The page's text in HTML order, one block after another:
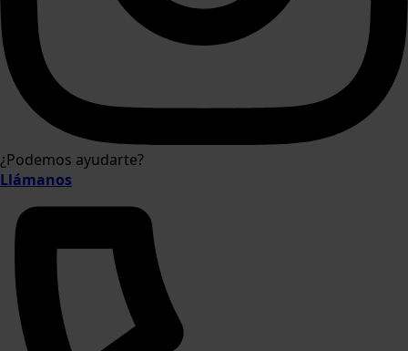
¿Podemos ayudarte?
Llámanos